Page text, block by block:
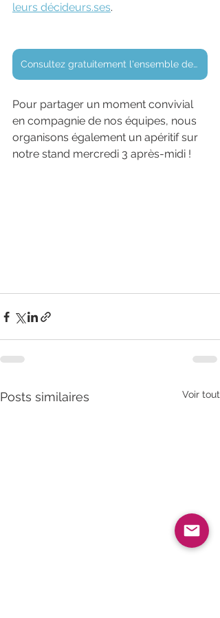
leurs décideurs.ses.
Consultez gratuitement l'ensemble de nos ressources dédiées au tourisme
Pour partager un moment convivial
en compagnie de nos équipes, nous
organisons également un apéritif sur
notre stand mercredi 3 après-midi !
Posts similaires Voir tout